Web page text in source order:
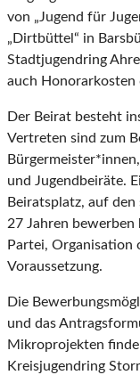
von „Jugend für
„Dirtbüttel“ in
Stadtjugendring
auch
Der Beirat besteht
Vertreten sind zum
und Jugendbeiräte.
Beiratsplatz, auf
27 Jahren
Partei, Organisation
Voraussetzung.
Die
und das
Mikroprojekten
Kreisjugendring